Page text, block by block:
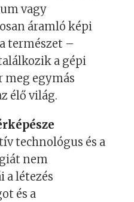
vagy
áramló képi
természet –
a gépi
meg egymás
élő világ.
technológus és a
nem
a létezés
és a